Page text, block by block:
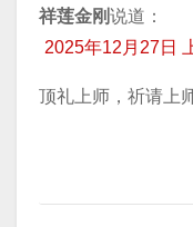
祥莲金刚说道：
2025年12月27日
顶礼上师，祈请上